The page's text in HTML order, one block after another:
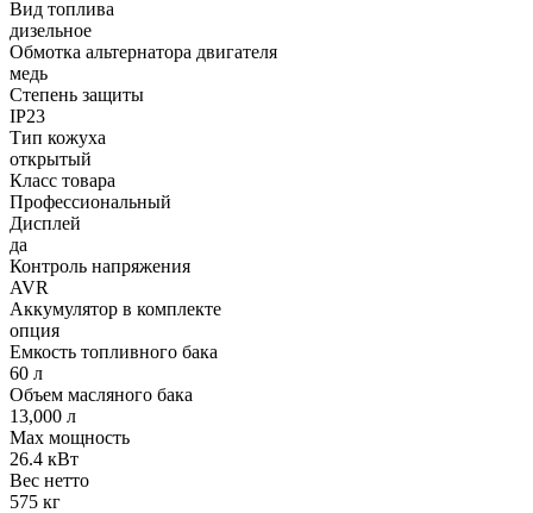
Вид топлива
дизельное
Обмотка альтернатора двигателя
медь
Степень защиты
IP23
Тип кожуха
открытый
Класс товара
Профессиональный
Дисплей
да
Контроль напряжения
AVR
Аккумулятор в комплекте
опция
Емкость топливного бака
60 л
Объем масляного бака
13,000 л
Max мощность
26.4 кВт
Вес нетто
575 кг